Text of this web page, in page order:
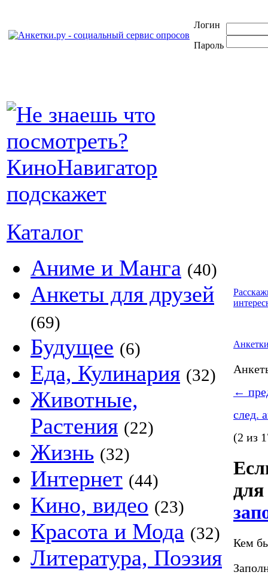
Логин
Пароль
Каталог
Аниме и Манга (40)
Анкеты для друзей
(69)
Будущее (6)
Еда, Кулинария (32)
Животные,
Растения (22)
Жизнь (32)
Интернет (44)
Кино, видео (23)
Красота и Мода (32)
Литература, Поэзия
←
след.
(2 из
Кем